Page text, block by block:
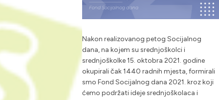
Nakon realizovanog petog Socijalnog
dana, na kojem su srednjoškolci i
srednjoškolke 15. oktobra 2021. godine
okupirali čak 1440 radnih mjesta, formirali
smo Fond Socijalnog dana 2021. kroz koji
ćemo podržati ideje srednjoškolaca i